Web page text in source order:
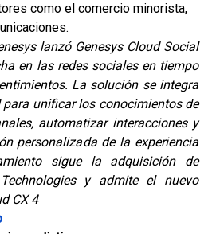
como el comercio minorista,
lanzó Genesys Cloud Social
en las redes sociales en tiempo
La solución se integra
para unificar los conocimientos de
automatizar interacciones y
personalizada de la experiencia
sigue la adquisición de
y admite el nuevo
CX 4